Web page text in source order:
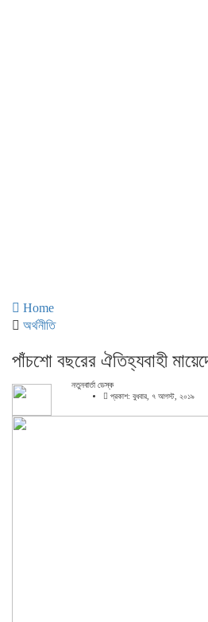
Home
অর্থনীতি
পাঁচশো বছরের ঐতিহ্যবাহী
নতুনবার্তা ডেস্ক
প্রকাশ: বুধবার, ৭ আগস্ট, ২০১৯